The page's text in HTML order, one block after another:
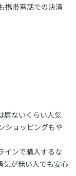
携帯電話での決済
居ないくらい人気
ショッピングもや
インで購入するな
気が無い人でも安心